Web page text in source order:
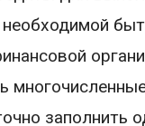
заполнить